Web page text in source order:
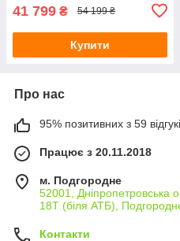
41 799 ₴ 54 199 ₴
Купити
Про нас
95% позитивних з 59
Працює з 20.11.2018
м. Подгородне
52001, Дніпропетровська
18Т (біля АТБ),
Контакти